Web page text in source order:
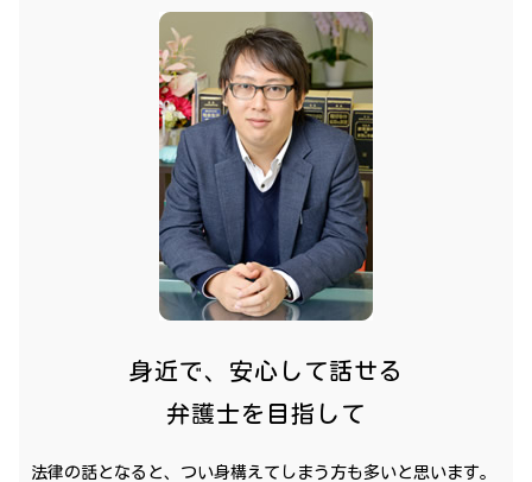
身近で、安心して話せる
弁護士を目指して
法律の話となると、つい身構えてしまう方も多いと思います。